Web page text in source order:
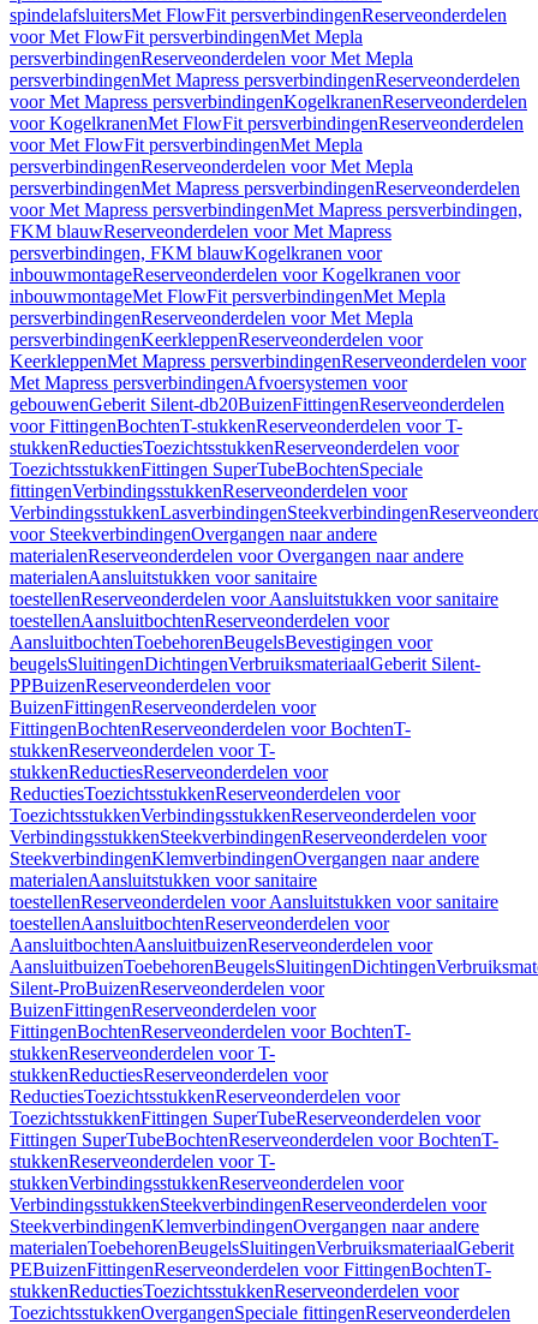
spindelafsluitersMet FlowFit persverbindingenReserveonderdelen
voor Met FlowFit persverbindingenMet Mepla
persverbindingenReserveonderdelen voor Met Mepla
persverbindingenMet Mapress persverbindingenReserveonderdelen
voor Met Mapress persverbindingenKogelkranenReserveonderdelen
voor KogelkranenMet FlowFit persverbindingenReserveonderdelen
voor Met FlowFit persverbindingenMet Mepla
persverbindingenReserveonderdelen voor Met Mepla
persverbindingenMet Mapress persverbindingenReserveonderdelen
voor Met Mapress persverbindingenMet Mapress persverbindingen,
FKM blauwReserveonderdelen voor Met Mapress
persverbindingen, FKM blauwKogelkranen voor
inbouwmontageReserveonderdelen voor Kogelkranen voor
inbouwmontageMet FlowFit persverbindingenMet Mepla
persverbindingenReserveonderdelen voor Met Mepla
persverbindingenKeerkleppenReserveonderdelen voor
KeerkleppenMet Mapress persverbindingenReserveonderdelen voor
Met Mapress persverbindingenAfvoersystemen voor
gebouwenGeberit Silent-db20BuizenFittingenReserveonderdelen
voor FittingenBochtenT-stukkenReserveonderdelen voor T-
stukkenReductiesToezichtsstukkenReserveonderdelen voor
ToezichtsstukkenFittingen SuperTubeBochtenSpeciale
fittingenVerbindingsstukkenReserveonderdelen voor
VerbindingsstukkenLasverbindingenSteekverbindingen
voor SteekverbindingenOvergangen naar andere
materialenReserveonderdelen voor Overgangen naar andere
materialenAansluitstukken voor sanitaire
toestellenReserveonderdelen voor Aansluitstukken voor sanitaire
toestellenAansluitbochtenReserveonderdelen voor
AansluitbochtenToebehorenBeugelsBevestigingen voor
beugelsSluitingenDichtingenVerbruiksmateriaalGeberit Silent-
PPBuizenReserveonderdelen voor
BuizenFittingenReserveonderdelen voor
FittingenBochtenReserveonderdelen voor BochtenT-
stukkenReserveonderdelen voor T-
stukkenReductiesReserveonderdelen voor
ReductiesToezichtsstukkenReserveonderdelen voor
ToezichtsstukkenVerbindingsstukkenReserveonderdelen voor
VerbindingsstukkenSteekverbindingenReserveonderdelen voor
SteekverbindingenKlemverbindingenOvergangen naar andere
materialenAansluitstukken voor sanitaire
toestellenReserveonderdelen voor Aansluitstukken voor sanitaire
toestellenAansluitbochtenReserveonderdelen voor
AansluitbochtenAansluitbuizenReserveonderdelen voor
AansluitbuizenToebehorenBeugelsSluitingenDichtingen
Silent-ProBuizenReserveonderdelen voor
BuizenFittingenReserveonderdelen voor
FittingenBochtenReserveonderdelen voor BochtenT-
stukkenReserveonderdelen voor T-
stukkenReductiesReserveonderdelen voor
ReductiesToezichtsstukkenReserveonderdelen voor
ToezichtsstukkenFittingen SuperTubeReserveonderdelen voor
Fittingen SuperTubeBochtenReserveonderdelen voor BochtenT-
stukkenReserveonderdelen voor T-
stukkenVerbindingsstukkenReserveonderdelen voor
VerbindingsstukkenSteekverbindingenReserveonderdelen voor
SteekverbindingenKlemverbindingenOvergangen naar andere
materialenToebehorenBeugelsSluitingenVerbruiksmateriaalGeberit
PEBuizenFittingenReserveonderdelen voor FittingenBochtenT-
stukkenReductiesToezichtsstukkenReserveonderdelen voor
ToezichtsstukkenOvergangenSpeciale fittingenReserveonderdelen